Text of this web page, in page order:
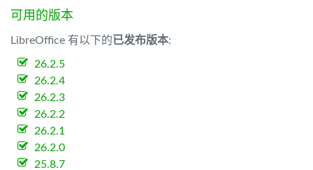
可用的版本
LibreOffice 有以下的已发布版本:
26.2.5
26.2.4
26.2.3
26.2.2
26.2.1
26.2.0
25.8.7